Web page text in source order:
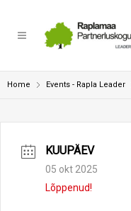
Home Events - Rapla Leader
KUUPÄEV
05 okt 2025
Lõppenud!